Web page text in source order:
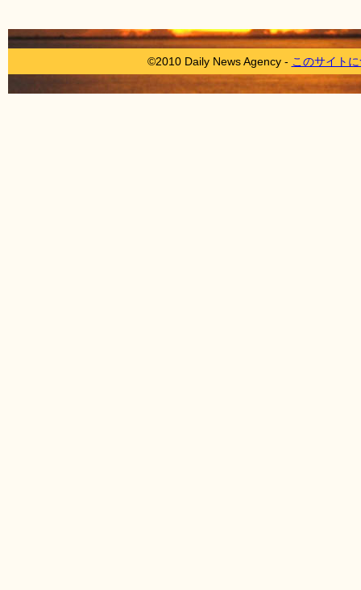
©2010 Daily News Agency - このサイト